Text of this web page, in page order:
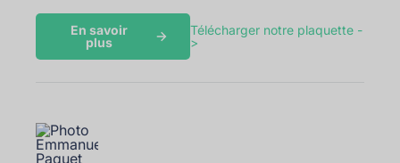
En savoir
plus
Télécharger notre plaquette -
>